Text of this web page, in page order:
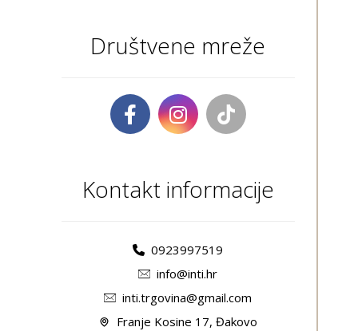
Društvene mreže
Kontakt informacije
0923997519
info@inti.hr
inti.trgovina@gmail.com
Franje Kosine 17, Đakovo